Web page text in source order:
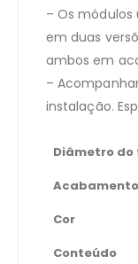
– Os módulos
em duas
ambos em
–
instalação.
Diâmetro do
Acabamento
Cor
Conteúdo